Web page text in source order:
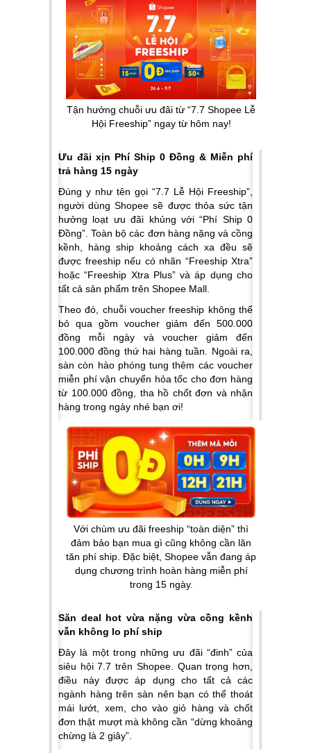
Tận hưởng chuỗi ưu đãi từ “7.7 Shopee Lễ
Hội Freeship” ngay từ hôm nay!
Ưu đãi xịn Phí Ship 0 Đồng & Miễn phí
trả hàng 15 ngày
Đúng y như tên gọi “7.7 Lễ Hội Freeship”,
người dùng Shopee sẽ được thỏa sức tận
hưởng loạt ưu đãi khủng với “Phí Ship 0
Đồng”. Toàn bộ các đơn hàng nặng và cồng
kềnh, hàng ship khoảng cách xa đều sẽ
được freeship nếu có nhãn “Freeship Xtra”
hoặc “Freeship Xtra Plus” và áp dụng cho
tất cả sản phẩm trên Shopee Mall.
Theo đó, chuỗi voucher freeship không thể
bỏ qua gồm voucher giảm đến 500.000
đồng mỗi ngày và voucher giảm đến
100.000 đồng thứ hai hàng tuần. Ngoài ra,
sàn còn hào phóng tung thêm các voucher
miễn phí vận chuyển hỏa tốc cho đơn hàng
từ 100.000 đồng, tha hồ chốt đơn và nhận
hàng trong ngày nhé bạn ơi!
Với chùm ưu đãi freeship “toàn diện” thì
đảm bảo bạn mua gì cũng không cần lăn
tăn phí ship. Đặc biệt, Shopee vẫn đang áp
dụng chương trình hoàn hàng miễn phí
trong 15 ngày.
Săn deal hot vừa nặng vừa cồng kềnh
vẫn không lo phí ship
Đây là một trong những ưu đãi “đinh” của
siêu hội 7.7 trên Shopee. Quan trọng hơn,
điều này được áp dụng cho tất cả các
ngành hàng trên sàn nên bạn có thể thoát
mái lướt, xem, cho vào giỏ hàng và chốt
đơn thật mượt mà không cần “dừng khoảng
chừng là 2 giây”.